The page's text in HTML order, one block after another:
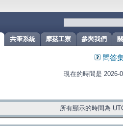
參與我們
摩茲工寮
共筆系統
問答
現在的時間是 2026-
所有顯示的時間為